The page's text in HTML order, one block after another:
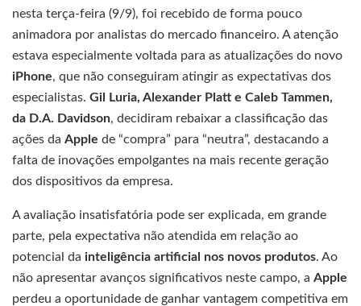
nesta terça-feira (9/9), foi recebido de forma pouco
animadora por analistas do mercado financeiro. A atenção
estava especialmente voltada para as atualizações do novo
iPhone, que não conseguiram atingir as expectativas dos
especialistas. Gil Luria, Alexander Platt e Caleb Tammen,
da D.A. Davidson, decidiram rebaixar a classificação das
ações da Apple de “compra” para “neutra”, destacando a
falta de inovações empolgantes na mais recente geração
dos dispositivos da empresa.
A avaliação insatisfatória pode ser explicada, em grande
parte, pela expectativa não atendida em relação ao
potencial da inteligência artificial nos novos produtos. Ao
não apresentar avanços significativos neste campo, a Apple
perdeu a oportunidade de ganhar vantagem competitiva em